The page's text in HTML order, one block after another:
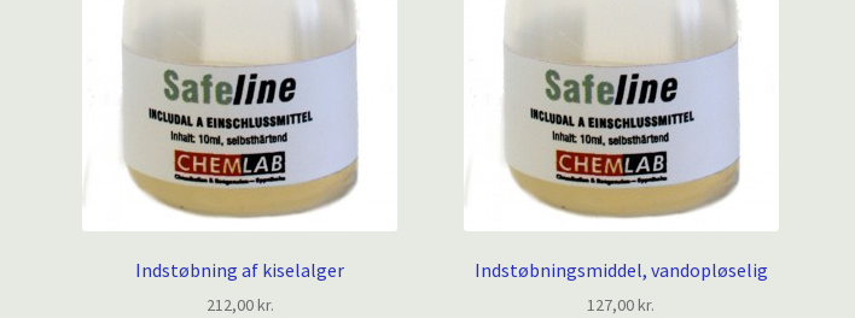
Indstøbning af kiselalger
212,00kr.
Indstøbningsmiddel, vandopløselig
127,00kr.